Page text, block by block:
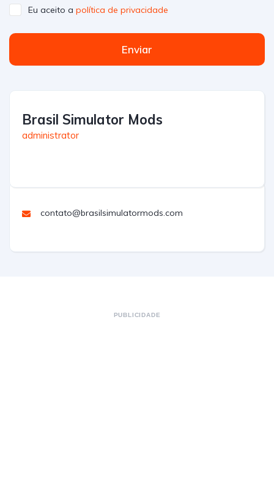
Eu aceito a política de privacidade
Enviar
Brasil Simulator Mods
administrator
contato@brasilsimulatormods.com
PUBLICIDADE